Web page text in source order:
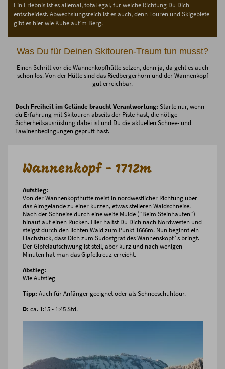
Ein Erlebnis ist es allemal, total egal, für welche Richtung Du Dich
entscheidest. Abwechslungsreich ist es auch, denn Touren und Skigebiete
gibt es hier wie Kühe auf’m Berg.
Was Du für Deinen Skitouren-Traum tun musst?
Einen Schritt vor die Wannenkopfhütte setzen, denn ja, da geht es auch
schon los. Von der Hütte sind das Riedbergerhorn und der Wannenkopf
gut erreichbar.
Doch Freiheit im Gelände braucht Verantwortung: Starte nur, wenn
du Erfahrung mit Skitouren abseits der Piste hast, die nötige
Sicherheitsausrüstung dabei ist und Du die aktuellen Schnee- und
Lawinenbedingungen geprüft hast.
Wannenkopf - 1712m
Aufstieg:
Von der Wannenkopfhütte meist in nordwestlicher Richtung über
das Almgelände zu einer kurzen, etwas steileren Waldschneise.
Nach der Schneise durch eine weite Mulde ("Beim Steinhaufen")
hinauf auf einen Rücken. Hier hältst Du Dich nach Nordwesten und
steigst durch den lichten Wald zum Punkt 1666m. Nun beginnt ein
Flachstück, dass Dich zum Südostgrat des Wannenskopf`s bringt.
Der Gipfelaufschwung ist steil, aber kurz und nach wenigen
Minuten hat man das Gipfelkreuz erreicht.
Abstieg:
Wie Aufstieg
Tipp: Auch für Anfänger geeignet oder als Schneeschuhtour.
D: ca. 1:15 - 1:45 Std.